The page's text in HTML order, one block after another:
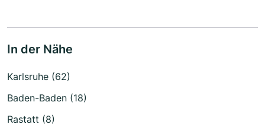
In der Nähe
Karlsruhe (62)
Baden-Baden (18)
Rastatt (8)